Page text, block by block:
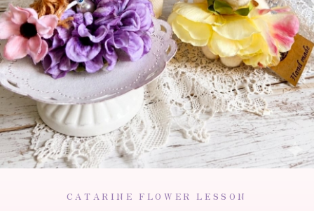
CATARINE FLOWER LESSON